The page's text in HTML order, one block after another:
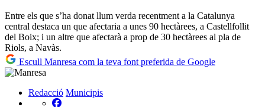
Entre els que s’ha donat llum verda recentment a la Catalunya
central destaca un que afectaria a unes 90 hectàrees, a Castellfollit
del Boix; i un altre que afectarà a prop de 30 hectàrees al pla de
Riols, a Navàs.
Escull Manresa com la teva font preferida de Google
Redacció Municipis